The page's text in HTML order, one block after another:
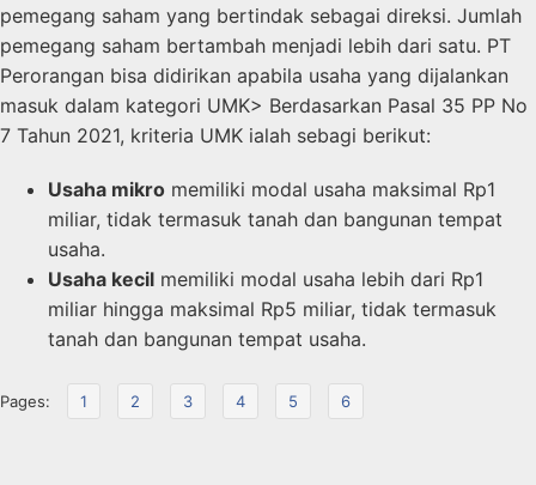
pemegang saham yang bertindak sebagai direksi. Jumlah
pemegang saham bertambah menjadi lebih dari satu. PT
Perorangan bisa didirikan apabila usaha yang dijalankan
masuk dalam kategori UMK> Berdasarkan Pasal 35 PP No
7 Tahun 2021, kriteria UMK ialah sebagi berikut:
Usaha mikro memiliki modal usaha maksimal Rp1
miliar, tidak termasuk tanah dan bangunan tempat
usaha.
Usaha kecil memiliki modal usaha lebih dari Rp1
miliar hingga maksimal Rp5 miliar, tidak termasuk
tanah dan bangunan tempat usaha.
Pages: 1 2 3 4 5 6